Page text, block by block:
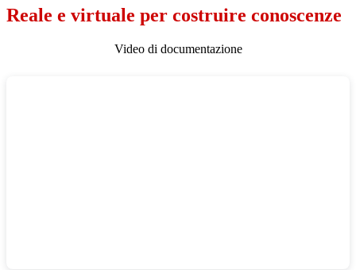
Reale e virtuale per costruire conoscenze
Video di documentazione